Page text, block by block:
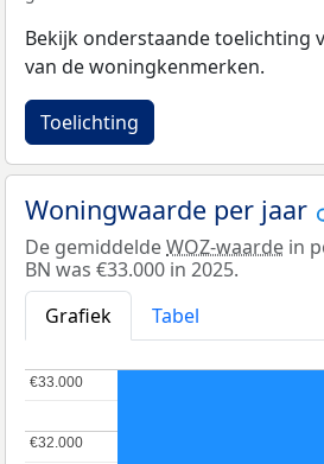
Bekijk onderstaande toelichting
van de woningkenmerken.
Toelichting
Woningwaarde per jaar
De gemiddeldeWOZ-waarde in
BN was €33.000 in 2025.
Grafiek
Tabel
€32.000
€32.000
€33.000
€33.000